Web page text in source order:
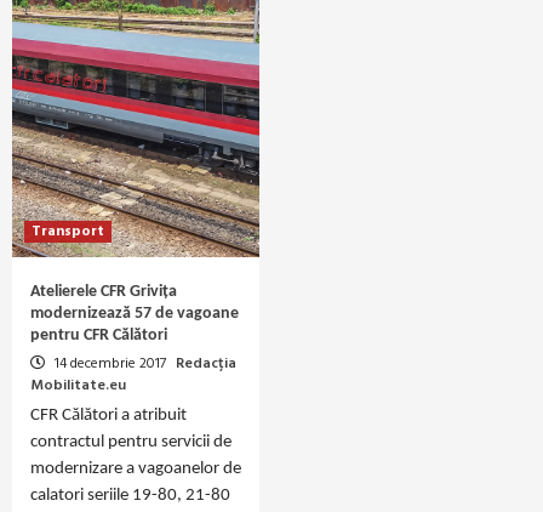
Transport
Atelierele CFR Grivița
modernizează 57 de vagoane
pentru CFR Călători
14 decembrie 2017 Redacția
Mobilitate.eu
CFR Călători a atribuit
contractul pentru servicii de
modernizare a vagoanelor de
calatori seriile 19-80, 21-80